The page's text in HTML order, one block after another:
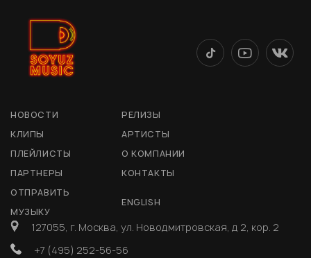
НОВОСТИ
РЕЛИЗЫ
КЛИПЫ
АРТИСТЫ
ПЛЕЙЛИСТЫ
О КОМПАНИИ
ПАРТНЕРЫ
КОНТАКТЫ
ОТПРАВИТЬ
МУЗЫКУ
ENGLISH
127055, г. Москва, ул. Новодмитровская, д 2, кор. 2
+7 (495) 252-56-56